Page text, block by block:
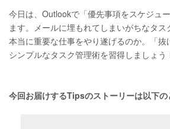
今日は、Outlookで「優先事項をスケジュ
ます。メールに埋もれてしまいがちなタス
本当に重要な仕事をやり遂げるのか。「抜
シンプルなタスク管理術を習得しましょう
今回お届けするTipsのストーリーは以下の